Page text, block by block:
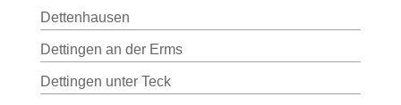
Dettenhausen
Dettingen an der Erms
Dettingen unter Teck